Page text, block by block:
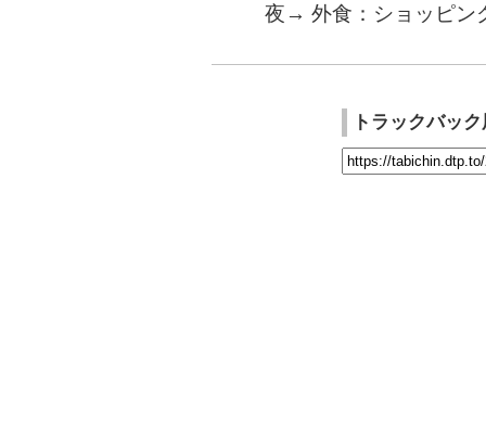
夜→ 外食：ショッピン
トラックバッ